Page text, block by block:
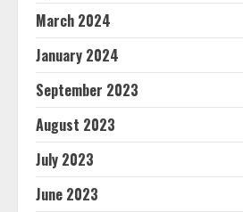
March 2024
January 2024
September 2023
August 2023
July 2023
June 2023